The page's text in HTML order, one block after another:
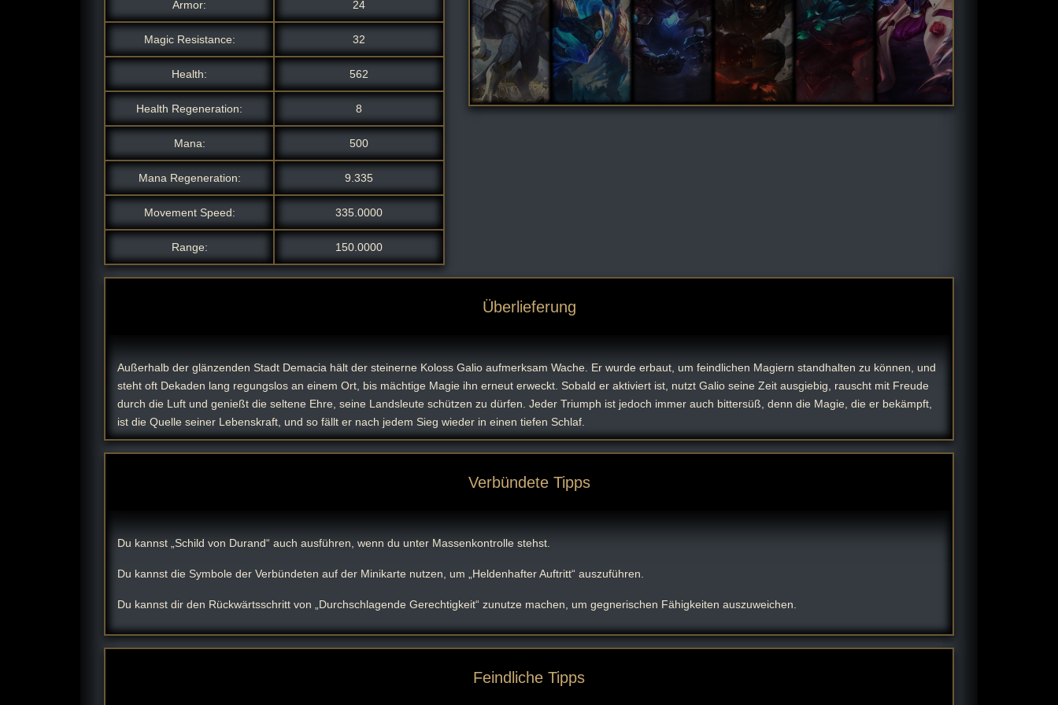
Armor: 24
Magic Resistance: 32
Health: 562
Health Regeneration: 8
Mana: 500
Mana Regeneration: 9.335
Movement Speed: 335.0000
Range: 150.0000
Überlieferung
Außerhalb der glänzenden Stadt Demacia hält der steinerne Koloss Galio aufmerksam Wache. Er wurde erbaut, um feindlichen Magiern standhalten zu können, und
steht oft Dekaden lang regungslos an einem Ort, bis mächtige Magie ihn erneut erweckt. Sobald er aktiviert ist, nutzt Galio seine Zeit ausgiebig, rauscht mit Freude
durch die Luft und genießt die seltene Ehre, seine Landsleute schützen zu dürfen. Jeder Triumph ist jedoch immer auch bittersüß, denn die Magie, die er bekämpft,
ist die Quelle seiner Lebenskraft, und so fällt er nach jedem Sieg wieder in einen tiefen Schlaf.
Verbündete Tipps
Du kannst „Schild von Durand“ auch ausführen, wenn du unter Massenkontrolle stehst.
Du kannst die Symbole der Verbündeten auf der Minikarte nutzen, um „Heldenhafter Auftritt“ auszuführen.
Du kannst dir den Rückwärtsschritt von „Durchschlagende Gerechtigkeit“ zunutze machen, um gegnerischen Fähigkeiten auszuweichen.
Feindliche Tipps